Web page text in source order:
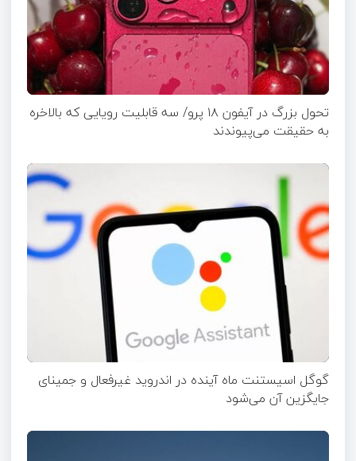
تحول بزرگ در آیفون ۱۸ پرو/ سه قابلیت رویایی که بالاخره
به حقیقت می‌پیوندند
گوگل اسیستنت ماه آینده در اندروید غیرفعال و جمینای
جایگزین آن می‌شود